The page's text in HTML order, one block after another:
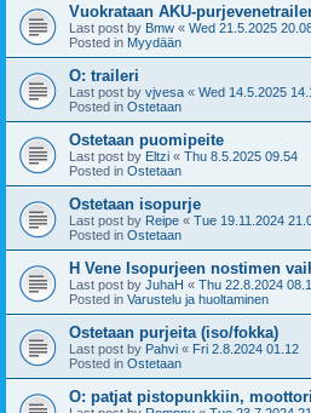
Vuokrataan AKU-
Last post by Bmw « Wed 21.5.2025
Posted in Myydään
O: traileri
Last post by vjvesa « Wed 14.5.2025
Posted in Ostetaan
Ostetaan puomipeite
Last post by Eltzi « Thu 8.5.2025 09.54
Posted in Ostetaan
Ostetaan isopurje
Last post by Reipe « Tue 19.11.2024
Posted in Ostetaan
H Vene Isopurjeen nostimen
Last post by JuhaH « Thu 22.8.2024
Posted in Varustelu ja huoltaminen
Ostetaan purjeita (iso/fokka)
Last post by Pahvi « Fri 2.8.2024 01.12
Posted in Ostetaan
O: patjat pistopunkkiin,